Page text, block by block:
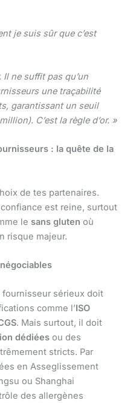
je suis sûr que c’est
ne suffit pas qu’un
une traçabilité
garantissant un seuil
C’est la règle d’or. »
: la quête de la
de tes partenaires.
confiance est reine, surtout
le sans gluten où
risque majeur.
fournisseur sérieux doit
comme l’ISO
. Mais surtout, il doit
dédiées ou des
stricts. Par
en Asseglissement
ou Shanghai
des allergènes